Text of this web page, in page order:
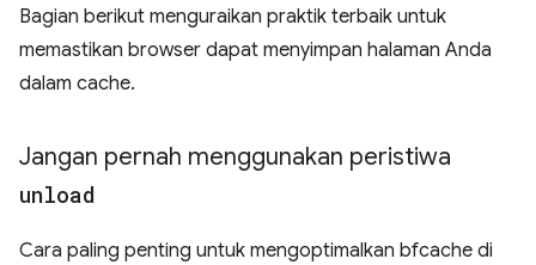
Bagian berikut menguraikan praktik terbaik untuk
memastikan browser dapat menyimpan halaman Anda
dalam cache.
Jangan pernah menggunakan peristiwa
unload
Cara paling penting untuk mengoptimalkan bfcache di